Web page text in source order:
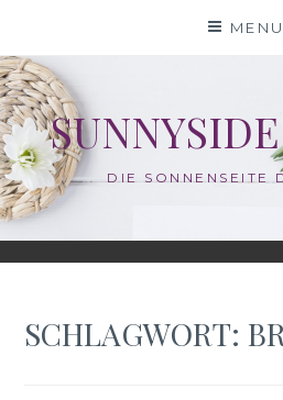
content
MENU
DIE SONNENSEITE
SCHLAGWORT: